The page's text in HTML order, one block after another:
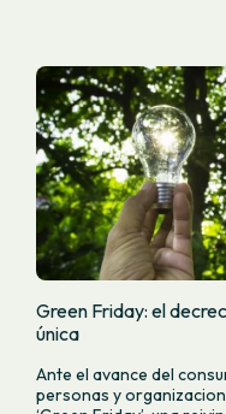
Green Friday: el
única
Ante el avance del
personas y